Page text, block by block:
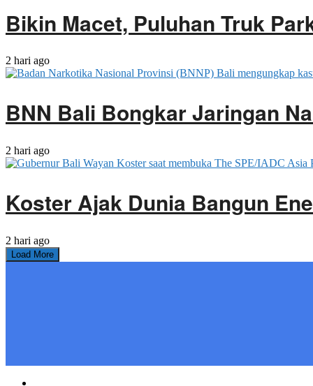
Bikin Macet, Puluhan Truk
2 hari ago
BNN Bali Bongkar Jaringan
2 hari ago
Koster Ajak Dunia Bangun
2 hari ago
Load More